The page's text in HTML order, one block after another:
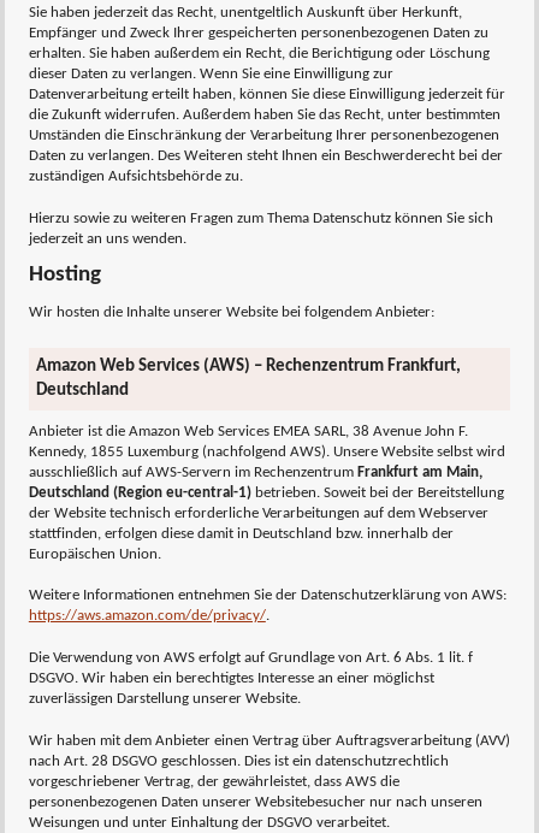
Sie haben jederzeit das Recht, unentgeltlich Auskunft über Herkunft,
Empfänger und Zweck Ihrer gespeicherten personenbezogenen Daten zu
erhalten. Sie haben außerdem ein Recht, die Berichtigung oder Löschung
dieser Daten zu verlangen. Wenn Sie eine Einwilligung zur
Datenverarbeitung erteilt haben, können Sie diese Einwilligung jederzeit für
die Zukunft widerrufen. Außerdem haben Sie das Recht, unter bestimmten
Umständen die Einschränkung der Verarbeitung Ihrer personenbezogenen
Daten zu verlangen. Des Weiteren steht Ihnen ein Beschwerderecht bei der
zuständigen Aufsichtsbehörde zu.
Hierzu sowie zu weiteren Fragen zum Thema Datenschutz können Sie sich
jederzeit an uns wenden.
Hosting
Wir hosten die Inhalte unserer Website bei folgendem Anbieter:
Amazon Web Services (AWS) – Rechenzentrum Frankfurt,
Deutschland
Anbieter ist die Amazon Web Services EMEA SARL, 38 Avenue John F.
Kennedy, 1855 Luxemburg (nachfolgend AWS). Unsere Website selbst wird
ausschließlich auf AWS-Servern im Rechenzentrum Frankfurt am Main,
Deutschland (Region eu-central-1)betrieben. Soweit bei der Bereitstellung
der Website technisch erforderliche Verarbeitungen auf dem Webserver
stattfinden, erfolgen diese damit in Deutschland bzw. innerhalb der
Europäischen Union.
Weitere Informationen entnehmen Sie der Datenschutzerklärung von AWS:
https://aws.amazon.com/de/privacy/.
Die Verwendung von AWS erfolgt auf Grundlage von Art. 6 Abs. 1 lit. f
DSGVO. Wir haben ein berechtigtes Interesse an einer möglichst
zuverlässigen Darstellung unserer Website.
Wir haben mit dem Anbieter einen Vertrag über Auftragsverarbeitung (AVV)
nach Art. 28 DSGVO geschlossen. Dies ist ein datenschutzrechtlich
vorgeschriebener Vertrag, der gewährleistet, dass AWS die
personenbezogenen Daten unserer Websitebesucher nur nach unseren
Weisungen und unter Einhaltung der DSGVO verarbeitet.